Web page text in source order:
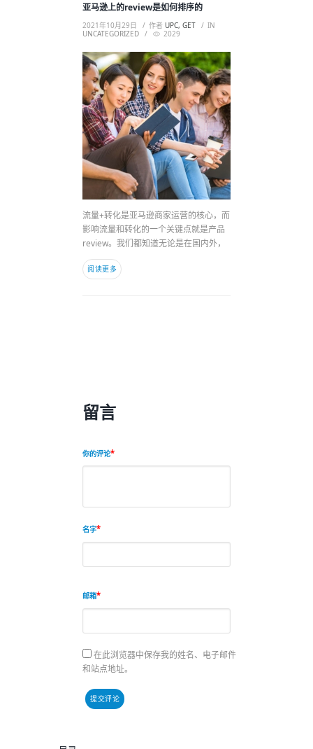
亚马逊上的review是如何排序的
2021年10月29日 作者 UPC, GET
IN
UNCATEGORIZED
2029
流量+转化是亚马逊商家运营的核心，而
影响流量和转化的一个关键点就是产品
review。我们都知道无论是在国内外，
阅读更多
留言
你的评论
名字
邮箱
在此浏览器中保存我的姓名、电子邮件
和站点地址。